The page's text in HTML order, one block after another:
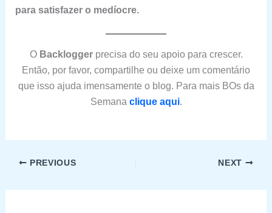
para satisfazer o medíocre.
O Backloggerprecisa do seu apoio para crescer.
Então, por favor, compartilhe ou deixe um comentário
que isso ajuda imensamente o blog. Para mais BOs da
Semana clique aqui.
PREVIOUS NEXT